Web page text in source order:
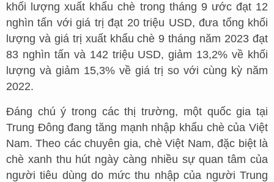
khối lượng xuất khẩu chè trong tháng 9 ước đạt 12
nghìn tấn với giá trị đạt 20 triệu USD, đưa tổng khối
lượng và giá trị xuất khẩu chè 9 tháng năm 2023 đạt
83 nghìn tấn và 142 triệu USD, giảm 13,2% về khối
lượng và giảm 15,3% về giá trị so với cùng kỳ năm
2022.
Đáng chú ý trong các thị trường, một quốc gia tại
Trung Đông đang tăng mạnh nhập khẩu chè của Việt
Nam. Theo các chuyên gia, chè Việt Nam, đặc biệt là
chè xanh thu hút ngày càng nhiều sự quan tâm của
người tiêu dùng do mức thu nhập của người Trung